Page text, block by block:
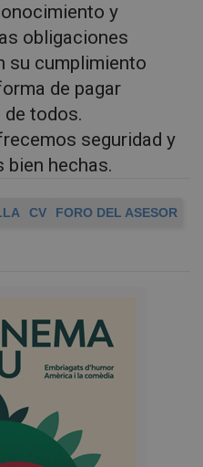
y
obligaciones
su cumplimiento
de pagar
todos.
seguridad y
bien hechas.
CV
FORO DEL ASESOR